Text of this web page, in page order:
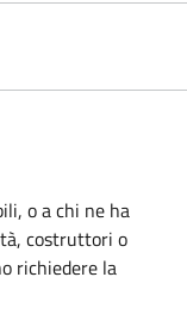
o a chi ne ha
costruttori o
richiedere la